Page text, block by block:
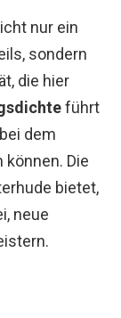
nur ein
sondern
die hier
führt
dem
Die
bietet,
neue